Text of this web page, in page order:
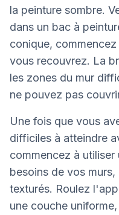
la peinture sombre.
dans un bac à
conique,
vous recouvrez. La
les zones du mur
ne pouvez pas
Une fois que vous
difficiles à atteindre
commencez à
besoins de vos
texturés. Roulez
une couche